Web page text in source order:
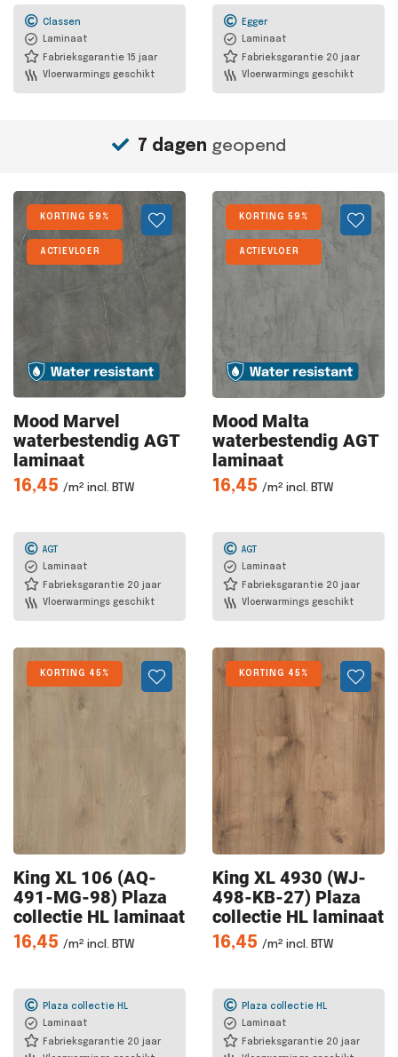
Classen
Laminaat
Fabrieksgarantie 15 jaar
Vloerwarmings geschikt
Egger
Laminaat
Fabrieksgarantie 20 jaar
Vloerwarmings geschikt
7 dagen geopend
KORTING 59%
ACTIEVLOER
Mood Marvel
waterbestendig AGT
laminaat
16,45 /m² incl. BTW
AGT
Laminaat
Fabrieksgarantie 20 jaar
Vloerwarmings geschikt
KORTING 59%
ACTIEVLOER
Mood Malta
waterbestendig AGT
laminaat
16,45 /m² incl. BTW
AGT
Laminaat
Fabrieksgarantie 20 jaar
Vloerwarmings geschikt
KORTING 45%
King XL 106 (AQ-
491-MG-98) Plaza
collectie HL laminaat
16,45 /m² incl. BTW
Plaza collectie HL
Laminaat
Fabrieksgarantie 20 jaar
KORTING 45%
King XL 4930 (WJ-
498-KB-27) Plaza
collectie HL laminaat
16,45 /m² incl. BTW
Plaza collectie HL
Laminaat
Fabrieksgarantie 20 jaar